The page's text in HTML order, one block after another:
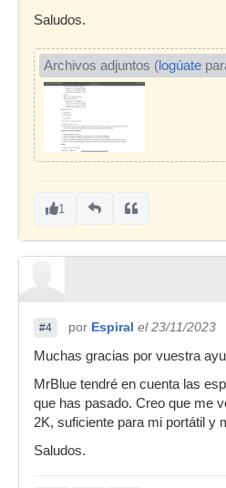
Saludos.
Archivos adjuntos (logúate
1
#4 por Espiral el 23/11/2023
Muchas gracias por vuestra
MrBlue tendré en cuenta las
que has pasado. Creo que me
2K, suficiente para mi portátil y
Saludos.